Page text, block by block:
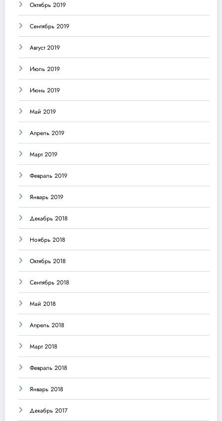
Октябрь 2019
Сентябрь 2019
Август 2019
Июль 2019
Июнь 2019
Май 2019
Апрель 2019
Март 2019
Февраль 2019
Январь 2019
Декабрь 2018
Ноябрь 2018
Октябрь 2018
Сентябрь 2018
Май 2018
Апрель 2018
Март 2018
Февраль 2018
Январь 2018
Декабрь 2017